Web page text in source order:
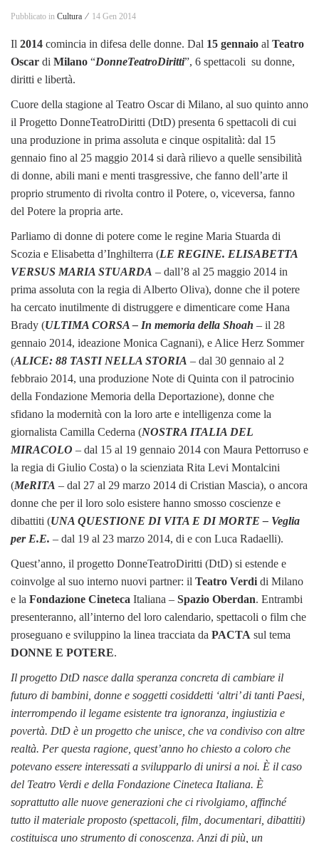
Pubblicato in Cultura ⁄ 14 Gen 2014
Il 2014 comincia in difesa delle donne. Dal 15 gennaio al Teatro
Oscar di Milano “DonneTeatroDiritti”, 6 spettacoli su donne,
diritti e libertà.
Cuore della stagione al Teatro Oscar di Milano, al suo quinto anno
il Progetto DonneTeatroDiritti (DtD) presenta 6 spettacoli di cui
una produzione in prima assoluta e cinque ospitalità: dal 15
gennaio fino al 25 maggio 2014 si darà rilievo a quelle sensibilità
di donne, abili mani e menti trasgressive, che fanno dell’arte il
proprio strumento di rivolta contro il Potere, o, viceversa, fanno
del Potere la propria arte.
Parliamo di donne di potere come le regine Maria Stuarda di
Scozia e Elisabetta d’Inghilterra (LE REGINE. ELISABETTA
VERSUS MARIA STUARDA – dall’8 al 25 maggio 2014 in
prima assoluta con la regia di Alberto Oliva), donne che il potere
ha cercato inutilmente di distruggere e dimenticare come Hana
Brady (ULTIMA CORSA – In memoria della Shoah – il 28
gennaio 2014, ideazione Monica Cagnani), e Alice Herz Sommer
(ALICE: 88 TASTI NELLA STORIA – dal 30 gennaio al 2
febbraio 2014, una produzione Note di Quinta con il patrocinio
della Fondazione Memoria della Deportazione), donne che
sfidano la modernità con la loro arte e intelligenza come la
giornalista Camilla Cederna (NOSTRA ITALIA DEL
MIRACOLO – dal 15 al 19 gennaio 2014 con Maura Pettorruso e
la regia di Giulio Costa) o la scienziata Rita Levi Montalcini
(MeRITA – dal 27 al 29 marzo 2014 di Cristian Mascia), o ancora
donne che per il loro solo esistere hanno smosso coscienze e
dibattiti (UNA QUESTIONE DI VITA E DI MORTE – Veglia
per E.E. – dal 19 al 23 marzo 2014, di e con Luca Radaelli).
Quest’anno, il progetto DonneTeatroDiritti (DtD) si estende e
coinvolge al suo interno nuovi partner: il Teatro Verdi di Milano
e la Fondazione Cineteca Italiana – Spazio Oberdan. Entrambi
presenteranno, all’interno del loro calendario, spettacoli o film che
proseguano e sviluppino la linea tracciata da PACTA sul tema
DONNE E POTERE.
Il progetto DtD nasce dalla speranza concreta di cambiare il
futuro di bambini, donne e soggetti cosiddetti ‘altri’ di tanti Paesi,
interrompendo il legame esistente tra ignoranza, ingiustizia e
povertà. DtD è un progetto che unisce, che va condiviso con altre
realtà. Per questa ragione, quest’anno ho chiesto a coloro che
potevano essere interessati a svilupparlo di unirsi a noi. È il caso
del Teatro Verdi e della Fondazione Cineteca Italiana. È
soprattutto alle nuove generazioni che ci rivolgiamo, affinché
tutto il materiale proposto (spettacoli, film, documentari, dibattiti)
costituisca uno strumento di conoscenza. Anzi di più, un